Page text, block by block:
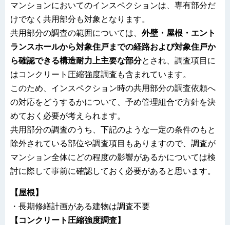
マンションにおいてのインスペクションは、専有部分だ
けでなく共用部分も対象となります。
共用部分の調査の範囲については、 外壁・屋根・エント
ランスホールから対象住戸までの経路および対象住戸か
ら確認できる構造耐力上主要な部分とされ、調査項目に
はコンクリート圧縮強度調査も含まれています。
このため、インスペクション時の共用部分の調査依頼へ
の対応をどうするかについて、予め管理組合で方針を決
めておく必要が考えられます。
共用部分の調査のうち、下記のような一定の条件のもと
除外されている部位や調査項目もありますので、調査が
マンション全体にどの程度の影響があるかについては検
討に際して事前に確認しておく必要があると思います。
【屋根】
・長期修繕計画がある建物は調査不要
【コンクリート圧縮強度調査】